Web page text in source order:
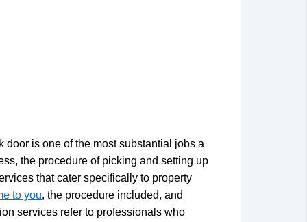
is one of the most substantial jobs a
the procedure of picking and setting up
that cater specifically to property
to you, the procedure included, and
services refer to professionals who